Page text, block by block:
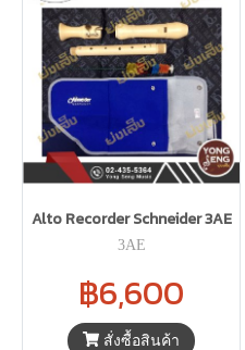
Alto Recorder Schneider 3AE
3AE
฿6,600
สั่งซื้อสินค้า